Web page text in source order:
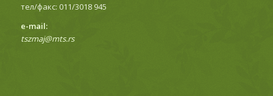
тел/факс: 011/3018 945
е-mail:
tszmaj@mts.rs